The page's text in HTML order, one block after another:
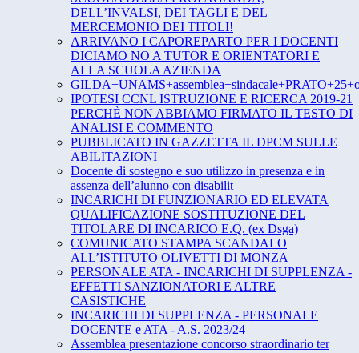
DELL’INVALSI, DEI TAGLI E DEL
MERCEMONIO DEI TITOLI!
ARRIVANO I CAPOREPARTO PER I DOCENTI
DICIAMO NO A TUTOR E ORIENTATORI E
ALLA SCUOLA AZIENDA
IPOTESI CCNL ISTRUZIONE E RICERCA 2019-21
PERCHÈ NON ABBIAMO FIRMATO IL TESTO DI
ANALISI E COMMENTO
PUBBLICATO IN GAZZETTA IL DPCM SULLE
ABILITAZIONI
Docente di sostegno e suo utilizzo in presenza e in
assenza dell’alunno con disabilit
INCARICHI DI FUNZIONARIO ED ELEVATA
QUALIFICAZIONE SOSTITUZIONE DEL
TITOLARE DI INCARICO E.Q. (ex Dsga)
COMUNICATO STAMPA SCANDALO
ALL’ISTITUTO OLIVETTI DI MONZA
PERSONALE ATA - INCARICHI DI SUPPLENZA -
EFFETTI SANZIONATORI E ALTRE
CASISTICHE
INCARICHI DI SUPPLENZA - PERSONALE
DOCENTE e ATA - A.S. 2023/24
Assemblea presentazione concorso straordinario ter